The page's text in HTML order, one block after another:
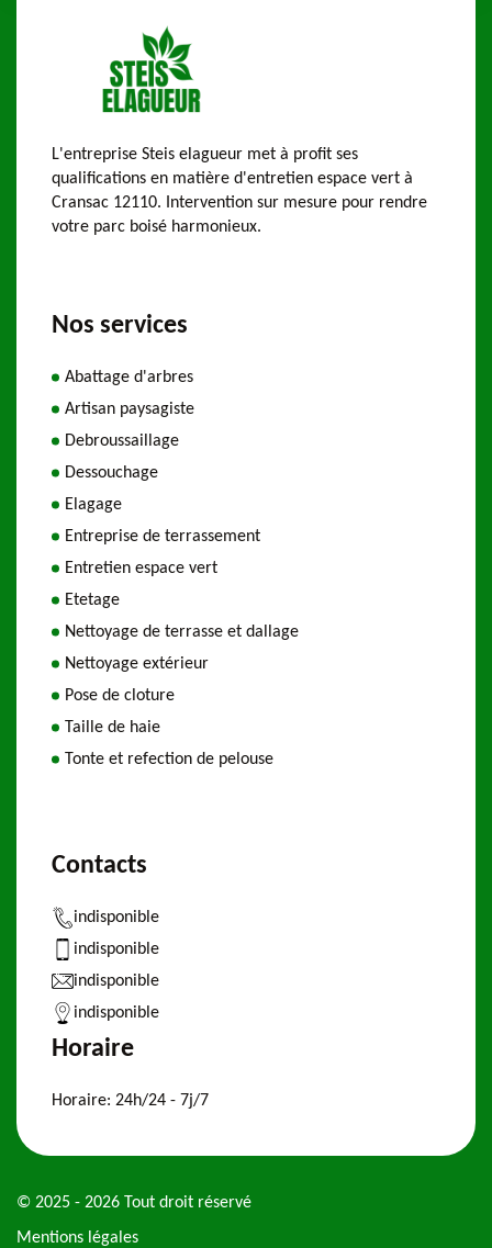
L'entreprise Steis elagueur met à profit ses
qualifications en matière d'entretien espace vert à
Cransac 12110. Intervention sur mesure pour rendre
votre parc boisé harmonieux.
Nos services
Abattage d'arbres
Artisan paysagiste
Debroussaillage
Dessouchage
Elagage
Entreprise de terrassement
Entretien espace vert
Etetage
Nettoyage de terrasse et dallage
Nettoyage extérieur
Pose de cloture
Taille de haie
Tonte et refection de pelouse
Contacts
indisponible
indisponible
indisponible
indisponible
Horaire
Horaire: 24h/24 - 7j/7
© 2025 - 2026 Tout droit réservé
Mentions légales